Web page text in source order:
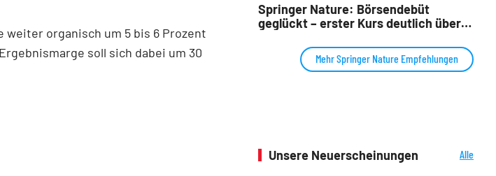
weiter organisch um 5 bis 6 Prozent
soll sich dabei um 30
Springer Nature: Börsendebüt
geglückt – erster Kurs deutlich über
Mehr Springer Nature Empfehlungen
Unsere Neuerscheinungen
Alle